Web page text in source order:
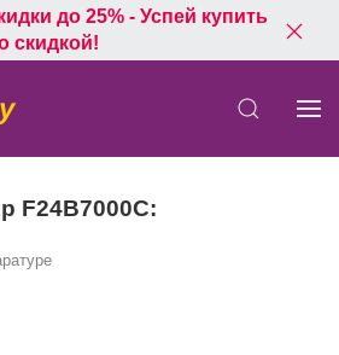
до 25% - Успей купить
скидкой!
F24B7000C: